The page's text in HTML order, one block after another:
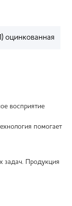
оцинкованная
восприятие
помогает
задач. Продукция